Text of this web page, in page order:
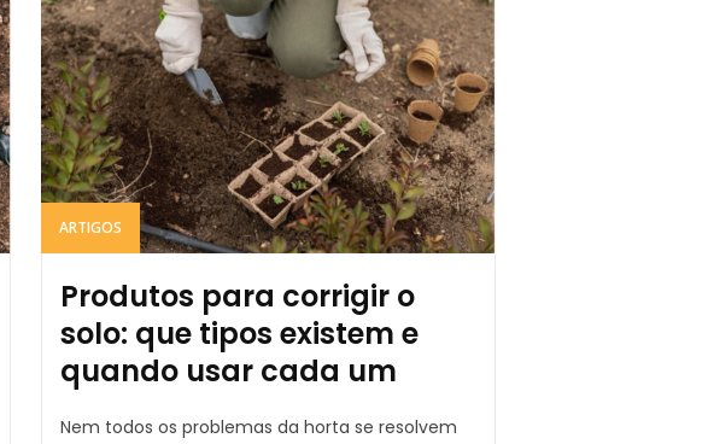
ARTIGOS
Produtos para corrigir o
solo: que tipos existem e
quando usar cada um
Nem todos os problemas da horta se resolvem